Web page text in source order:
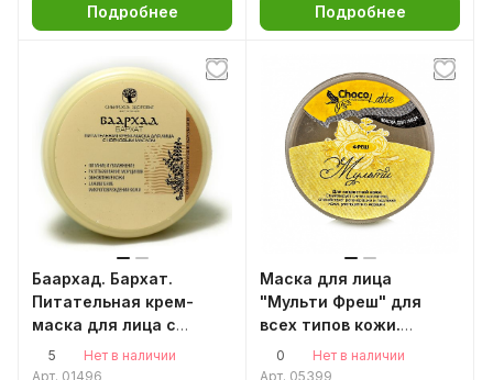
Подробнее Подробнее
Баархад. Бархат.
Питательная крем-
маска для лица с
норковым маслом
100мл.
5
Нет в наличии
Арт. 01496
Маска для лица
"Мульти Фреш" для
всех типов кожи.
Коррекция морщин,
лифтинг, 60 гм
0
Нет в наличии
Арт. 05399